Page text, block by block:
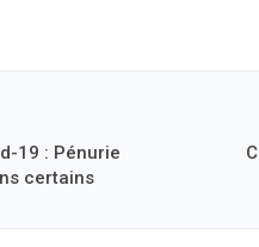
19 : Pénurie
certains